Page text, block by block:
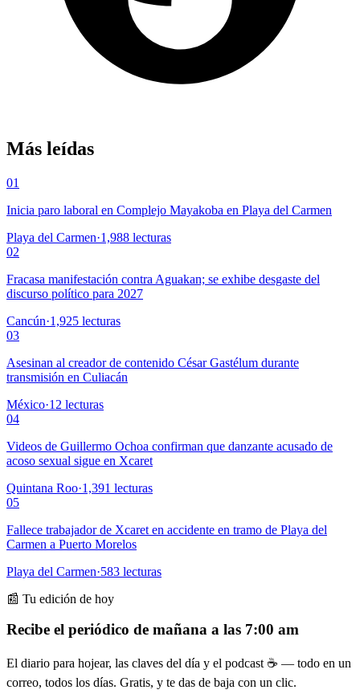
Más leídas
01
Inicia paro laboral en Complejo Mayakoba en Playa del Carmen
Playa del Carmen·1,988 lecturas
02
Fracasa manifestación contra Aguakan; se exhibe desgaste del
discurso político para 2027
Cancún·1,925 lecturas
03
Asesinan al creador de contenido César Gastélum durante
transmisión en Culiacán
México·12 lecturas
04
Videos de Guillermo Ochoa confirman que danzante acusado de
acoso sexual sigue en Xcaret
Quintana Roo·1,391 lecturas
05
Fallece trabajador de Xcaret en accidente en tramo de Playa del
Carmen a Puerto Morelos
Playa del Carmen·583 lecturas
📰 Tu edición de hoy
Recibe el periódico de mañana a las 7:00 am
El diario para hojear, las claves del día y el podcast ☕ — todo en un
correo, todos los días. Gratis, y te das de baja con un clic.